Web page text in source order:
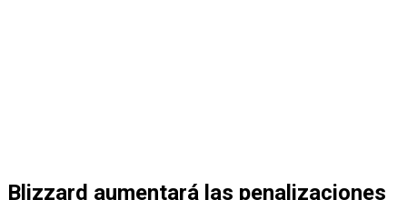
Blizzard aumentará las penalizaciones